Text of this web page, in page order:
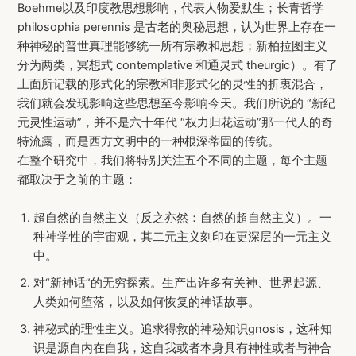
Boehme以及印度教思想影响，代表人物爱默生；长青哲学
philosophia perennis 是古老的奥秘思想，认为世界上存在一
种神秘的普世真理能够统一所有宗教和思想；新柏拉图主义
分为两类，冥想式 contemplative 和通灵式 theurgic）。有了
上面所记载的形式化的宗教和非形式化的灵性的折衷混合，
我们就会发现影响这些思想至今影响今天。我们所说的 “新纪
元灵性运动”，并不是六十年代 “权力归花运动”那一代人的奇
特流露，而是西方文明中的一种根深蒂固的传统。
在整个研究中，我们将特别关注五个不同的主题，每个主题
都取决于之前的主题：
超自然的自然主义（反之亦然：自然的超自然主义）。一
种神学性的宇宙观，其二元主义刻印在更深层的一元主义
中。
对“新神话”的无穷探索。生产出许多有关神、世界起源、
人类如何堕落，以及如何恢复的神话故事。
神秘式的理性主义。追求得救的神秘知识gnosis，这种知
识是源自内在自我，这自我或者本身具有神性或者与神合